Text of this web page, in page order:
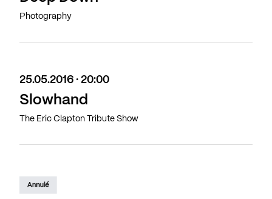
Photography
25.05.2016 · 20:00
Slowhand
The Eric Clapton Tribute Show
Annulé